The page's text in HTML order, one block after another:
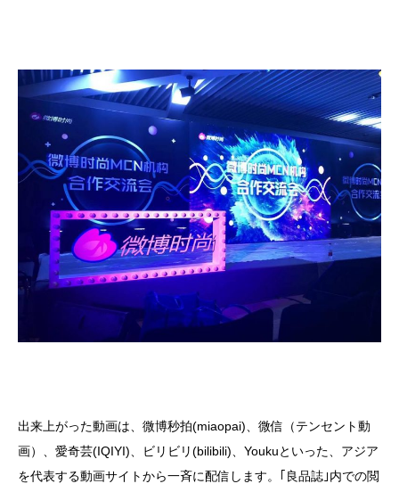
出来上がった動画は、微博秒拍(miaopai)、微信（テンセント動
画）、愛奇芸(IQIYI)、ビリビリ(bilibili)、Youkuといった、アジア
を代表する動画サイトから一斉に配信します。｢良品誌｣内での閲